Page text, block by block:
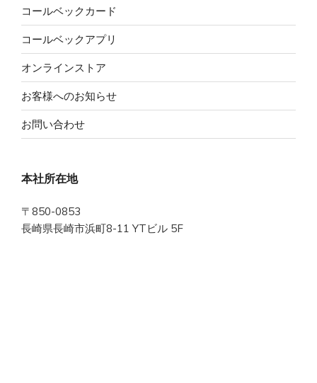
コールベックカード
コールベックアプリ
オンラインストア
お客様へのお知らせ
お問い合わせ
本社所在地
〒850-0853
長崎県長崎市浜町8-11 YTビル 5F